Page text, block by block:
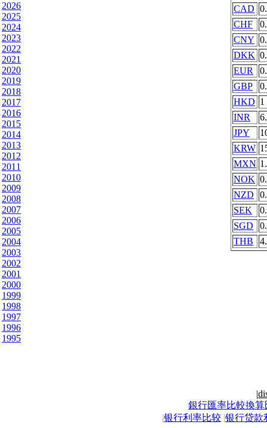
2026
2025
2024
2023
2022
2021
2020
2019
2018
2017
2016
2015
2014
2013
2012
2011
2010
2009
2008
2007
2006
2005
2004
2003
2002
2001
2000
1999
1998
1997
1996
1995
CAD
CHF
CNY
DKK
EUR
GBP
HKD 1
INR
JPY
KRW
MXN
NOK
NZD
SEK
SGD
THB
|
銀行匯率比較換算
|银行利率比较 |银行贷款